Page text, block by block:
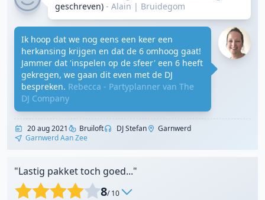
geschreven) - Alain | Bruidegom
Ik hoop dat we nog eens een keer een
herkansing krijgen en dat de 6 omhoog gaat!
Jammer dat 'inspelen op de sfeer' een 6 heeft
gekregen, we gaan dit even met de DJ
bespreken. Rebecca - Partyplanner van The
DJ Company
20 aug 2021 Bruiloft DJ Stefan
Garnwerd
Garnwerd Aan Zee
"Lastig pakket toch goed..."
8/ 10